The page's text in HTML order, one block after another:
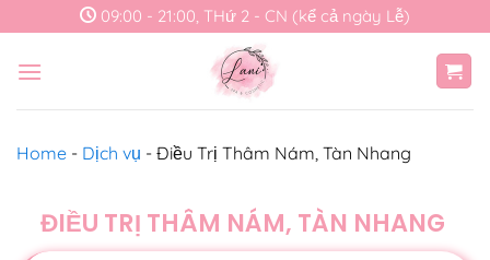
content
09:00 - 21:00, THứ 2 - CN (kể cả ngày Lễ)
Home - Dịch vụ - Điều Trị Thâm Nám, Tàn Nhang
ĐIỀU TRỊ THÂM NÁM, TÀN NHANG